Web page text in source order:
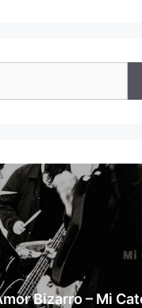
Bizarro – Mi